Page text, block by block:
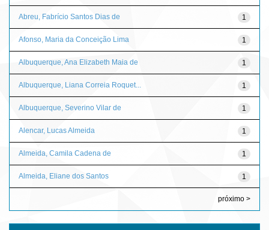
1
Abreu, Fabrício Santos Dias de
1
Afonso, Maria da Conceição Lima
1
Albuquerque, Ana Elizabeth Maia de
1
Albuquerque, Liana Correia Roquet...
1
Albuquerque, Severino Vilar de
1
Alencar, Lucas Almeida
1
Almeida, Camila Cadena de
1
Almeida, Eliane dos Santos
próximo >